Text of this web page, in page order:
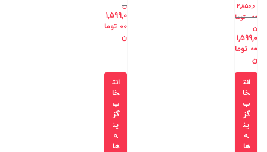
2,850,0
00
توما
ن
1,599,0
00 توما
ن
انت
خا
ب
گز
ین
ه
ها
ن
1,599,0
00 توما
ن
انت
خا
ب
گز
ین
ه
ها